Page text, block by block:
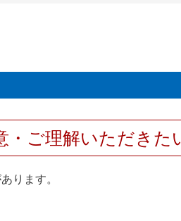
・ご理解いただきた
ります。